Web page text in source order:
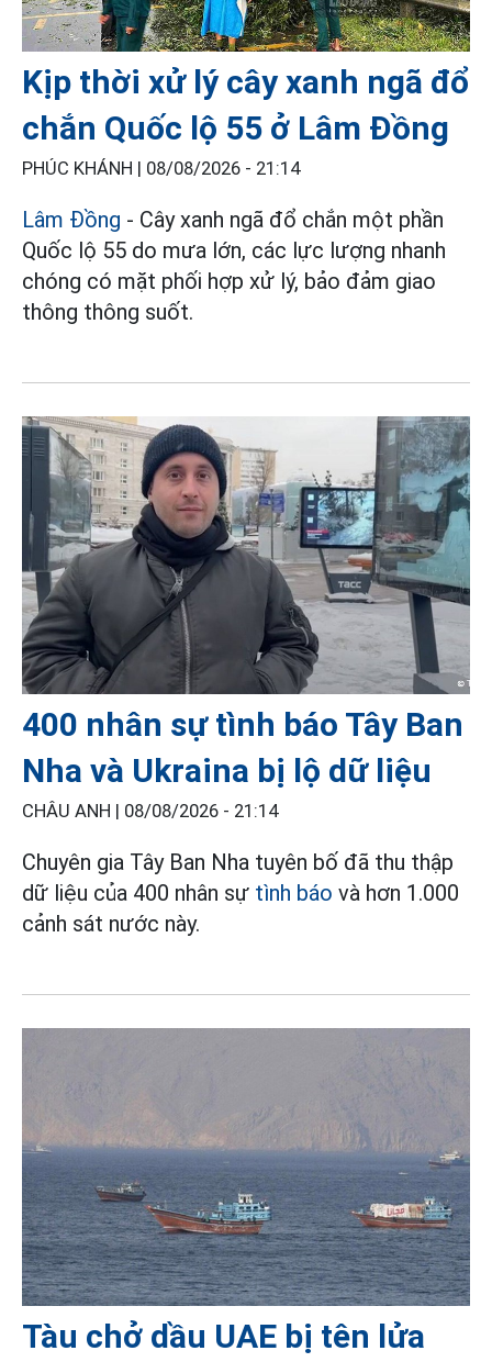
Kịp thời xử lý cây xanh ngã đổ
chắn Quốc lộ 55 ở Lâm Đồng
PHÚC KHÁNH | 08/08/2026 - 21:14
Lâm Đồng - Cây xanh ngã đổ chắn một phần
Quốc lộ 55 do mưa lớn, các lực lượng nhanh
chóng có mặt phối hợp xử lý, bảo đảm giao
thông thông suốt.
400 nhân sự tình báo Tây Ban
Nha và Ukraina bị lộ dữ liệu
CHÂU ANH | 08/08/2026 - 21:14
Chuyên gia Tây Ban Nha tuyên bố đã thu thập
dữ liệu của 400 nhân sự tình báo và hơn 1.000
cảnh sát nước này.
Tàu chở dầu UAE bị tên lửa